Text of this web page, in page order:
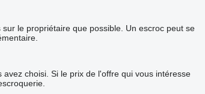
le propriétaire que possible. Un escroc peut se
choisi. Si le prix de l'offre qui vous intéresse